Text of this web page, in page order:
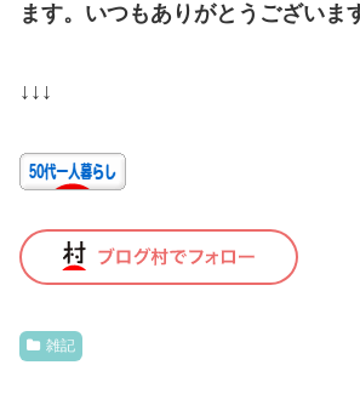
ます。いつもありがとうございま
↓↓↓
雑記